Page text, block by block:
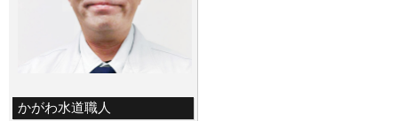
かがわ水道職人